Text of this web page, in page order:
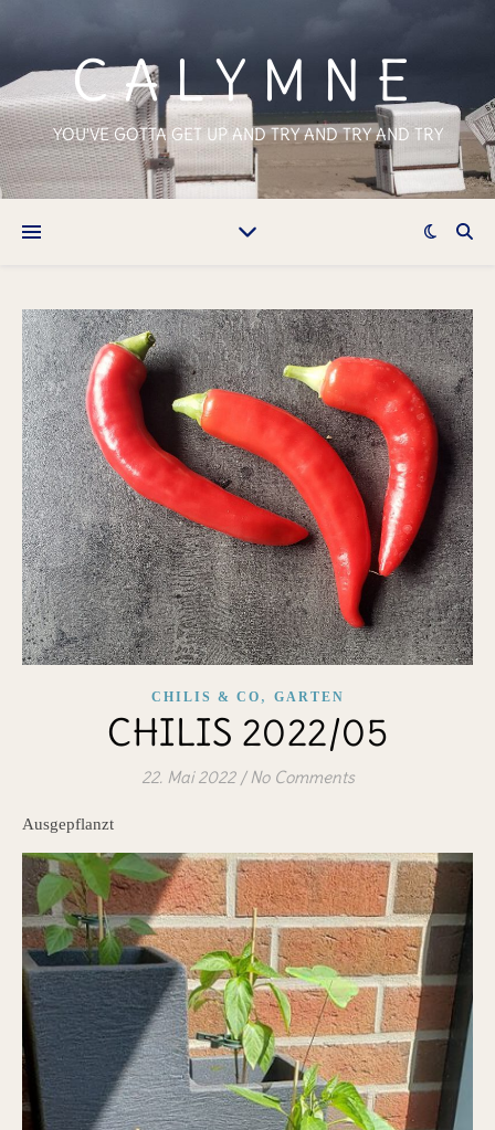
CALYMNE
YOU'VE GOTTA GET UP AND TRY AND TRY AND TRY
CHILIS & CO , GARTEN
CHILIS 2022/05
22. Mai 2022 / No Comments
Ausgepflanzt